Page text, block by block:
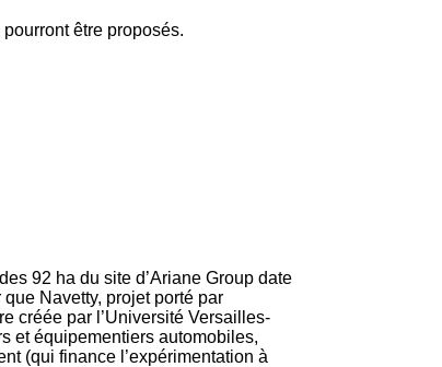
être proposés.
92 ha du site d’Ariane Group date
Navetty, projet porté par
créée par l’Université Versailles-
et équipementiers automobiles,
(qui finance l’expérimentation à